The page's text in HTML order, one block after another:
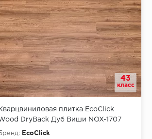
43
класс
плитка EcoClick
DryBack Дуб Виши NOX-1707
EcoClick